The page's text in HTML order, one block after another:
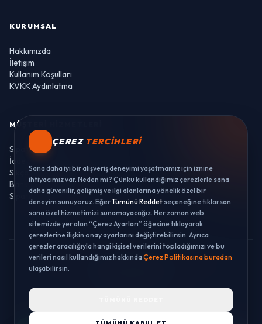
KURUMSAL
Hakkımızda
İletişim
Kullanım Koşulları
KVKK Aydınlatma
MÜŞTERI HIZMETLERI
Sipariş Takibi
İade ve Değişim
Sıkça Sorulan Sorular
Banka Hesaplarımız
Sipariş Takibi
© 2026 LUSTWAY. TÜM HAKLARI SAKLIDIR.
ÇEREZ TERCIHLERI
Sana daha iyi bir alışveriş deneyimi yaşatmamız için iznine
ihtiyacımız var. Neden mi? Çünkü kullandığımız çerezlerle sana
daha güvenilir, gelişmiş ve ilgi alanlarına yönelik özel bir
deneyim sunuyoruz. EğerTümünü Reddet seçeneğine tıklarsan
sana özel hizmetimizi sunamayacağız. Her zaman web
sitemizde yer alan “Çerez Ayarları” öğesine tıklayarak
çerezlerine ilişkin onay ayarlarını değiştirebilirsin. Ayrıca
çerezler aracılığıyla hangi kişisel verilerini topladığımızı ve bu
verileri nasıl kullandığımız hakkındaÇerez Politikasına buradan
ulaşabilirsin.